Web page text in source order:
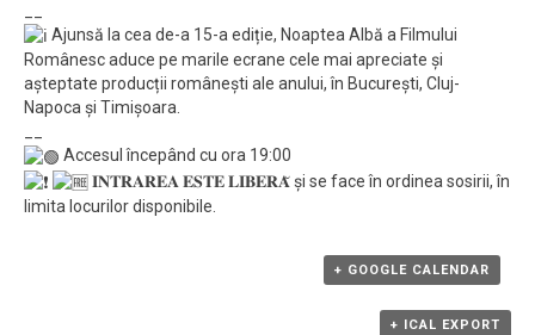
Ajunsă la cea de-a 15-a ediție, Noaptea Albă a Filmului
Românesc aduce pe marile ecrane cele mai apreciate și
așteptate producții românești ale anului, în București, Cluj-
Napoca și Timișoara.
Accesul începând cu ora 19:00
𝐈𝐍𝐓𝐑𝐀𝐑𝐄𝐀 𝐄𝐒𝐓𝐄 𝐋𝐈𝐁𝐄𝐑𝐀̆ și se face în ordinea sosirii, în
limita locurilor disponibile.
+ GOOGLE CALENDAR
+ ICAL EXPORT